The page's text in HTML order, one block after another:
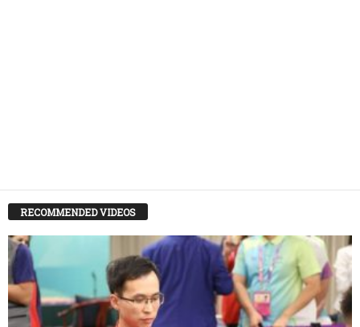
RECOMMENDED VIDEOS